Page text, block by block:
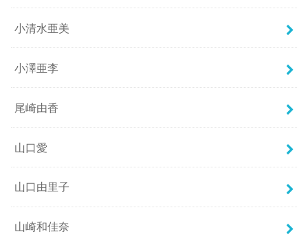
小清水亜美
小澤亜李
尾崎由香
山口愛
山口由里子
山崎和佳奈